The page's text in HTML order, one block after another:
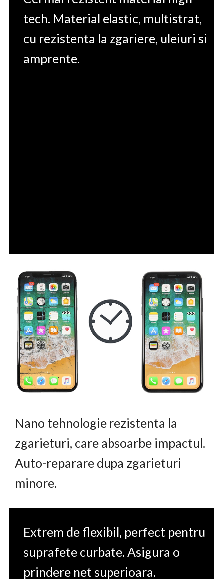
tech. Material elastic, multistrat,
cu rezistenta la zgariere, uleiuri si
amprente.
Nano tehnologie rezistenta la
zgarieturi, care absoarbe impactul.
Auto-reparare dupa zgarieturi
minore.
Extrem de flexibil, perfect pentru
suprafete curbate. Asigura o
prindere net superioara.